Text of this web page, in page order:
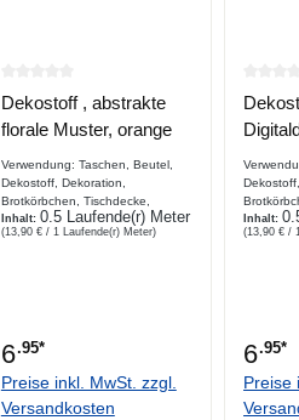
Durchschnittliche Bewertung von
Dekostoff , abstrakte
florale Muster, orange
Verwendung: Taschen, Beutel,
Dekostoff, Dekoration,
Brotkörbchen, Tischdecke,
Platzdecke, Bekleidung
Beschreibung bedruckter
Inhalt: 0.5 Laufende(r) Meter
(13,90 € / 1 Laufende(r) Meter)
6.95*
Preise inkl. MwSt. zzgl.
Versandkosten
Vorhang,
Inhalt:
(13,90 € /
6.95*
Preise